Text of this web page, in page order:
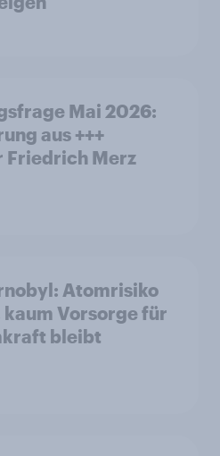
Mai 2026:
aus +++
Friedrich Merz
Atomrisiko
Vorsorge für
bleibt